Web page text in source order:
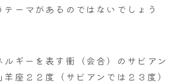
テーマがあるのではないでしょう
ルギーを表す衝（会合）のサビアン
座２２度（サビアンでは２３度）